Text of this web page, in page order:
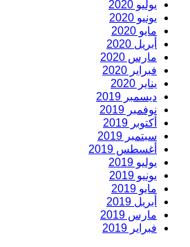
يوليو 2020
يونيو 2020
مايو 2020
أبريل 2020
مارس 2020
فبراير 2020
يناير 2020
ديسمبر 2019
نوفمبر 2019
أكتوبر 2019
سبتمبر 2019
أغسطس 2019
يوليو 2019
يونيو 2019
مايو 2019
أبريل 2019
مارس 2019
فبراير 2019